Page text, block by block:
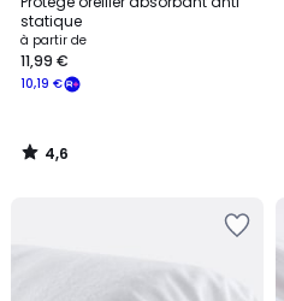
statique
à partir de
10,19 €
11,99 €
4,6
/